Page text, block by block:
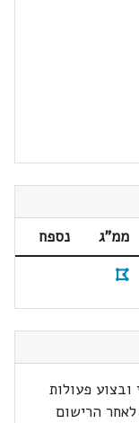
ממ"ג
נספח
ובצוע פעולות
הרישום